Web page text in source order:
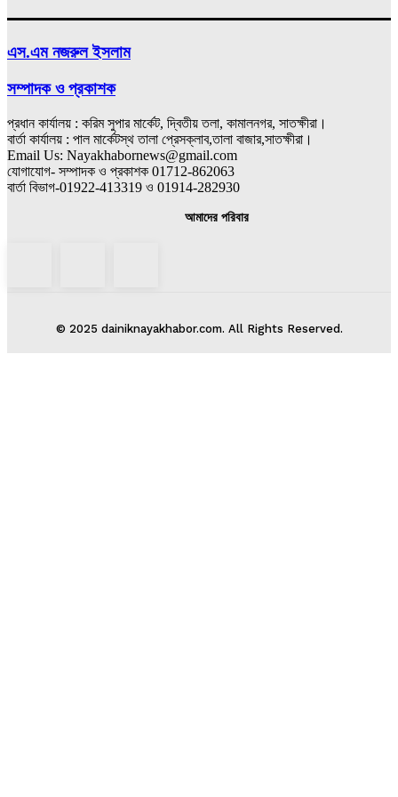
এস.এম নজরুল ইসলাম
সম্পাদক ও প্রকাশক
প্রধান কার্যালয় : করিম সুপার মার্কেট, দ্বিতীয় তলা, কামালনগর, সাতক্ষীরা।
বার্তা কার্যালয় : পাল মার্কেটস্থ তালা প্রেসক্লাব,তালা বাজার,সাতক্ষীরা।
Email Us: Nayakhabornews@gmail.com
যোগাযোগ- সম্পাদক ও প্রকাশক 01712-862063
বার্তা বিভাগ-01922-413319 ও 01914-282930
আমাদের পরিবার
© 2025 dainiknayakhabor.com. All Rights Reserved.